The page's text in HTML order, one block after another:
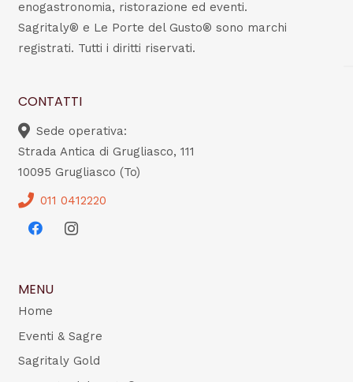
enogastronomia, ristorazione ed eventi.
Sagritaly® e Le Porte del Gusto® sono marchi
registrati. Tutti i diritti riservati.
CONTATTI
Sede operativa:
Strada Antica di Grugliasco, 111
10095 Grugliasco (To)
011 0412220
MENU
Home
Eventi & Sagre
Sagritaly Gold